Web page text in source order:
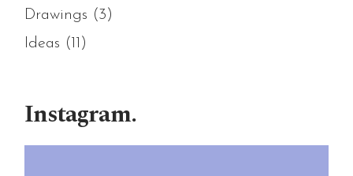
Drawings (3)
Ideas (11)
Instagram.